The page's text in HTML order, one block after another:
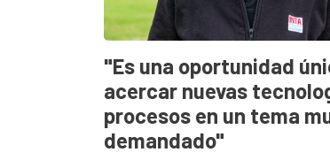
"Es una oportunidad
acercar nuevas
procesos en un tema
demandado"